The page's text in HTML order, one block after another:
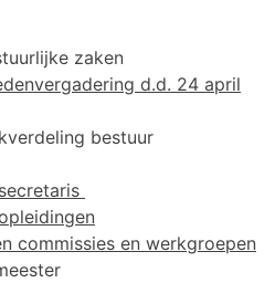
zaken
d.d. 24 april
bestuur
commissies en werkgroepen